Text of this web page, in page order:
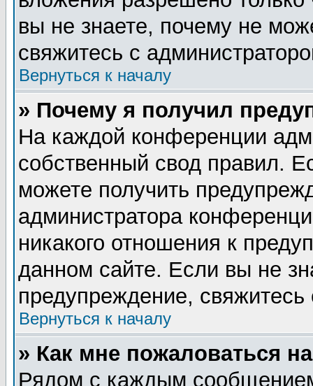
вы не знаете, почему не
свяжитесь с
Вернуться к началу
» Почему я получил
На каждой конференции
собственный свод правил.
можете получить
администратора
никакого отношения к
данном сайте. Если вы не
предупреждение,
Вернуться к началу
» Как мне пожаловаться
Рядом с каждым